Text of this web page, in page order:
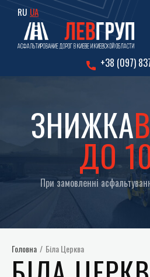
RU UA
+38 (097)
ЗНИЖКА
ДО
При замовленні
Головна / Біла Церква